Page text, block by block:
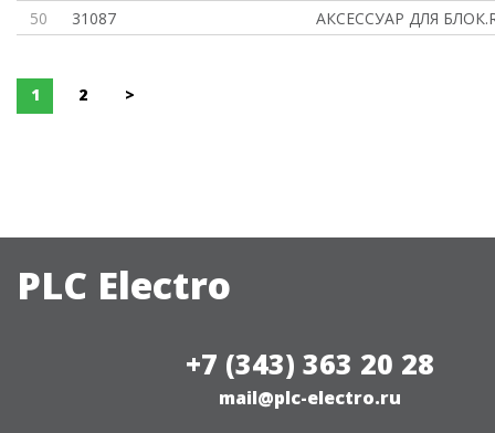
50
31087 АКСЕССУАР ДЛЯ
1 2 >
PLC Electro
+7 (343) 363 20 28
mail@plc-electro.ru